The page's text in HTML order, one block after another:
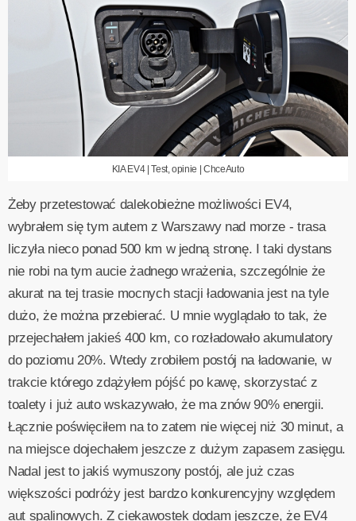
KIA EV4 | Test, opinie | ChceAuto
Żeby przetestować dalekobieżne możliwości EV4,
wybrałem się tym autem z Warszawy nad morze - trasa
liczyła nieco ponad 500 km w jedną stronę. I taki dystans
nie robi na tym aucie żadnego wrażenia, szczególnie że
akurat na tej trasie mocnych stacji ładowania jest na tyle
dużo, że można przebierać. U mnie wyglądało to tak, że
przejechałem jakieś 400 km, co rozładowało akumulatory
do poziomu 20%. Wtedy zrobiłem postój na ładowanie, w
trakcie którego zdążyłem pójść po kawę, skorzystać z
toalety i już auto wskazywało, że ma znów 90% energii.
Łącznie poświęciłem na to zatem nie więcej niż 30 minut, a
na miejsce dojechałem jeszcze z dużym zapasem zasięgu.
Nadal jest to jakiś wymuszony postój, ale już czas
większości podróży jest bardzo konkurencyjny względem
aut spalinowych. Z ciekawostek dodam jeszcze, że EV4